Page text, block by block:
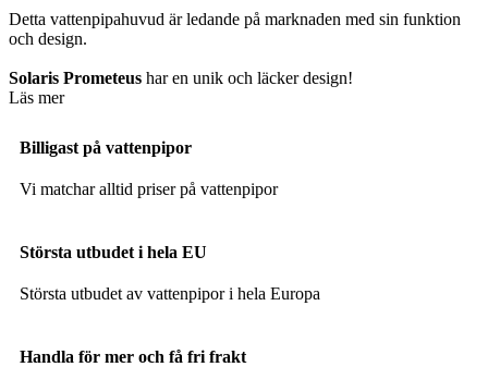
Detta vattenpipahuvud är ledande på marknaden med sin funktion
och design.
Solaris Prometeus har en unik och läcker design!
Läs mer
Billigast på vattenpipor
Vi matchar alltid priser på vattenpipor
Största utbudet i hela EU
Största utbudet av vattenpipor i hela Europa
Handla för mer och få fri frakt